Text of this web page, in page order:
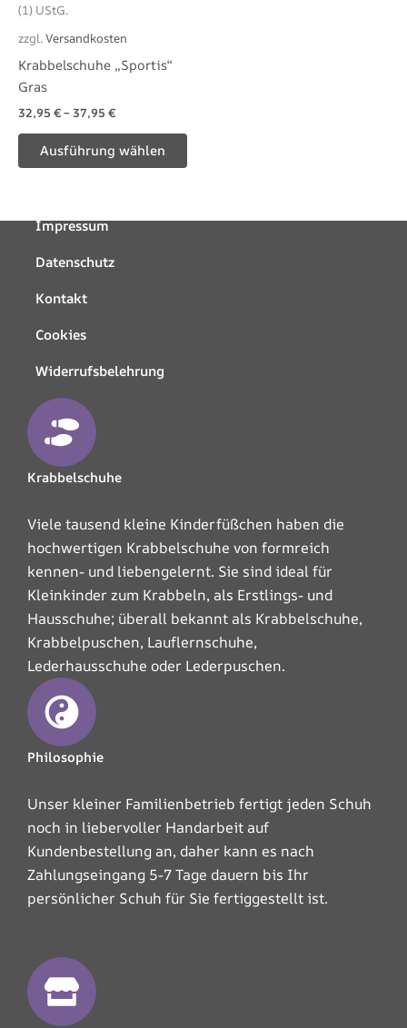
(1) UStG.
zzgl.Versandkosten
Krabbelschuhe „Sportis“
Gras
32,95 €– 37,95 €
Ausführung wählen
der
Impressum
Datenschutz
Kontakt
Cookies
Widerrufsbelehrung
Krabbelschuhe
Viele tausend kleine Kinderfüßchen haben die
hochwertigen Krabbelschuhe von formreich
kennen- und liebengelernt. Sie sind ideal für
Kleinkinder zum Krabbeln, als Erstlings- und
Hausschuhe; überall bekannt als Krabbelschuhe,
Krabbelpuschen, Lauflernschuhe,
Lederhausschuhe oder Lederpuschen.
Philosophie
Unser kleiner Familienbetrieb fertigt jeden Schuh
noch in liebervoller Handarbeit auf
Kundenbestellung an, daher kann es nach
Zahlungseingang 5-7 Tage dauern bis Ihr
persönlicher Schuh für Sie fertiggestellt ist.